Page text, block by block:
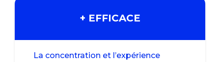
+ EFFICACE
La concentration et l’expérience